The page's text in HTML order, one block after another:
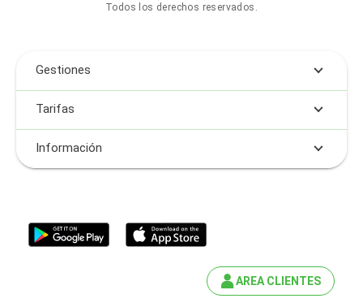
Todos los derechos reservados.
Gestiones
Tarifas
Información
AREA CLIENTES